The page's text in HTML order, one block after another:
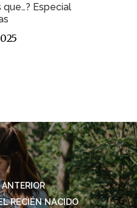
que…? Especial
RECIÉN NACIDO